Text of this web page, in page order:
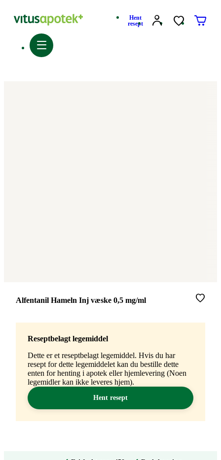
Hent
resept
Merke:
Alfentanil Hameln Inj væske 0,5 mg/ml
Reseptbelagt legemiddel
Dette er et reseptbelagt legemiddel. Hvis du har
resept for dette legemiddelet kan du bestille dette
enten for henting i apotek eller hjemlevering (Noen
legemidler kan ikke leveres hjem).
Hent resept